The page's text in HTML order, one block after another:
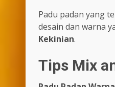
Padu padan yang
desain dan warna
Kekinian.
Tips Mix